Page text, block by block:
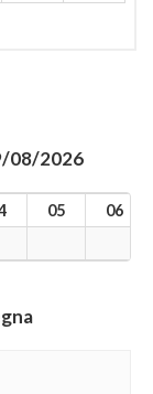
08/2026
05 06